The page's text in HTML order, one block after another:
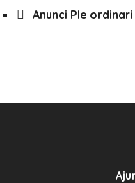
Anunci Ple